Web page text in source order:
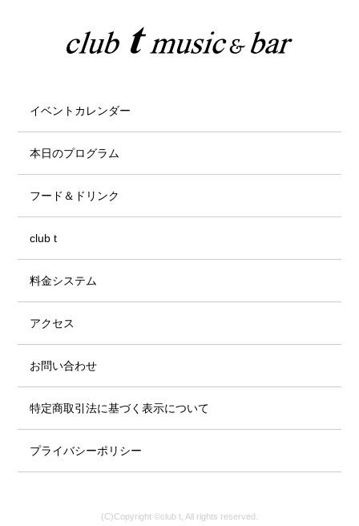
イベントカレンダー
本日のプログラム
フード＆ドリンク
club t
料金システム
アクセス
お問い合わせ
特定商取引法に基づく表示について
プライバシーポリシー
(C)Copyright ©club t, All rights reserved.